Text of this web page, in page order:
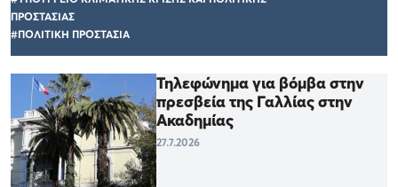
ΠΡΟΣΤΑΣΙΑΣ
#ΠΟΛΙΤΙΚΗ ΠΡΟΣΤΑΣΙΑ
Τηλεφώνημα για βόμβα στην
πρεσβεία της Γαλλίας στην
Ακαδημίας
27.7.2026